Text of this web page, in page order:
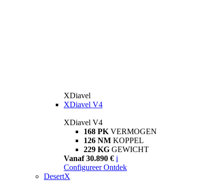
XDiavel
XDiavel V4
XDiavel V4
168 PK VERMOGEN
126 NM KOPPEL
229 KG GEWICHT
Vanaf 30.890 € i
Configureer Ontdek
DesertX